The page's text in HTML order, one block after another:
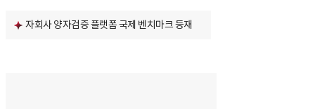
자회사 양자검증 플랫폼 국제 벤치마크 등재